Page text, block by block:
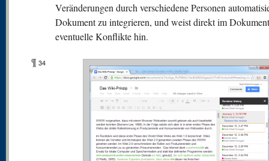
Veränderungen durch verschiedene Personen
Dokument zu integrieren, und weist direkt im
eventuelle Konflikte hin.
¶ 34